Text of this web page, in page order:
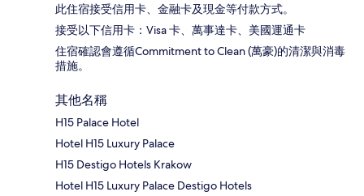
此住宿接受信用卡、金融卡及現金等付款方式。
接受以下信用卡：Visa 卡、萬事達卡、美國運通卡
住宿確認會遵循Commitment to Clean (萬豪)的清潔與消毒
措施。
其他名稱
H15 Palace Hotel
Hotel H15 Luxury Palace
H15 Destigo Hotels Krakow
Hotel H15 Luxury Palace Destigo Hotels